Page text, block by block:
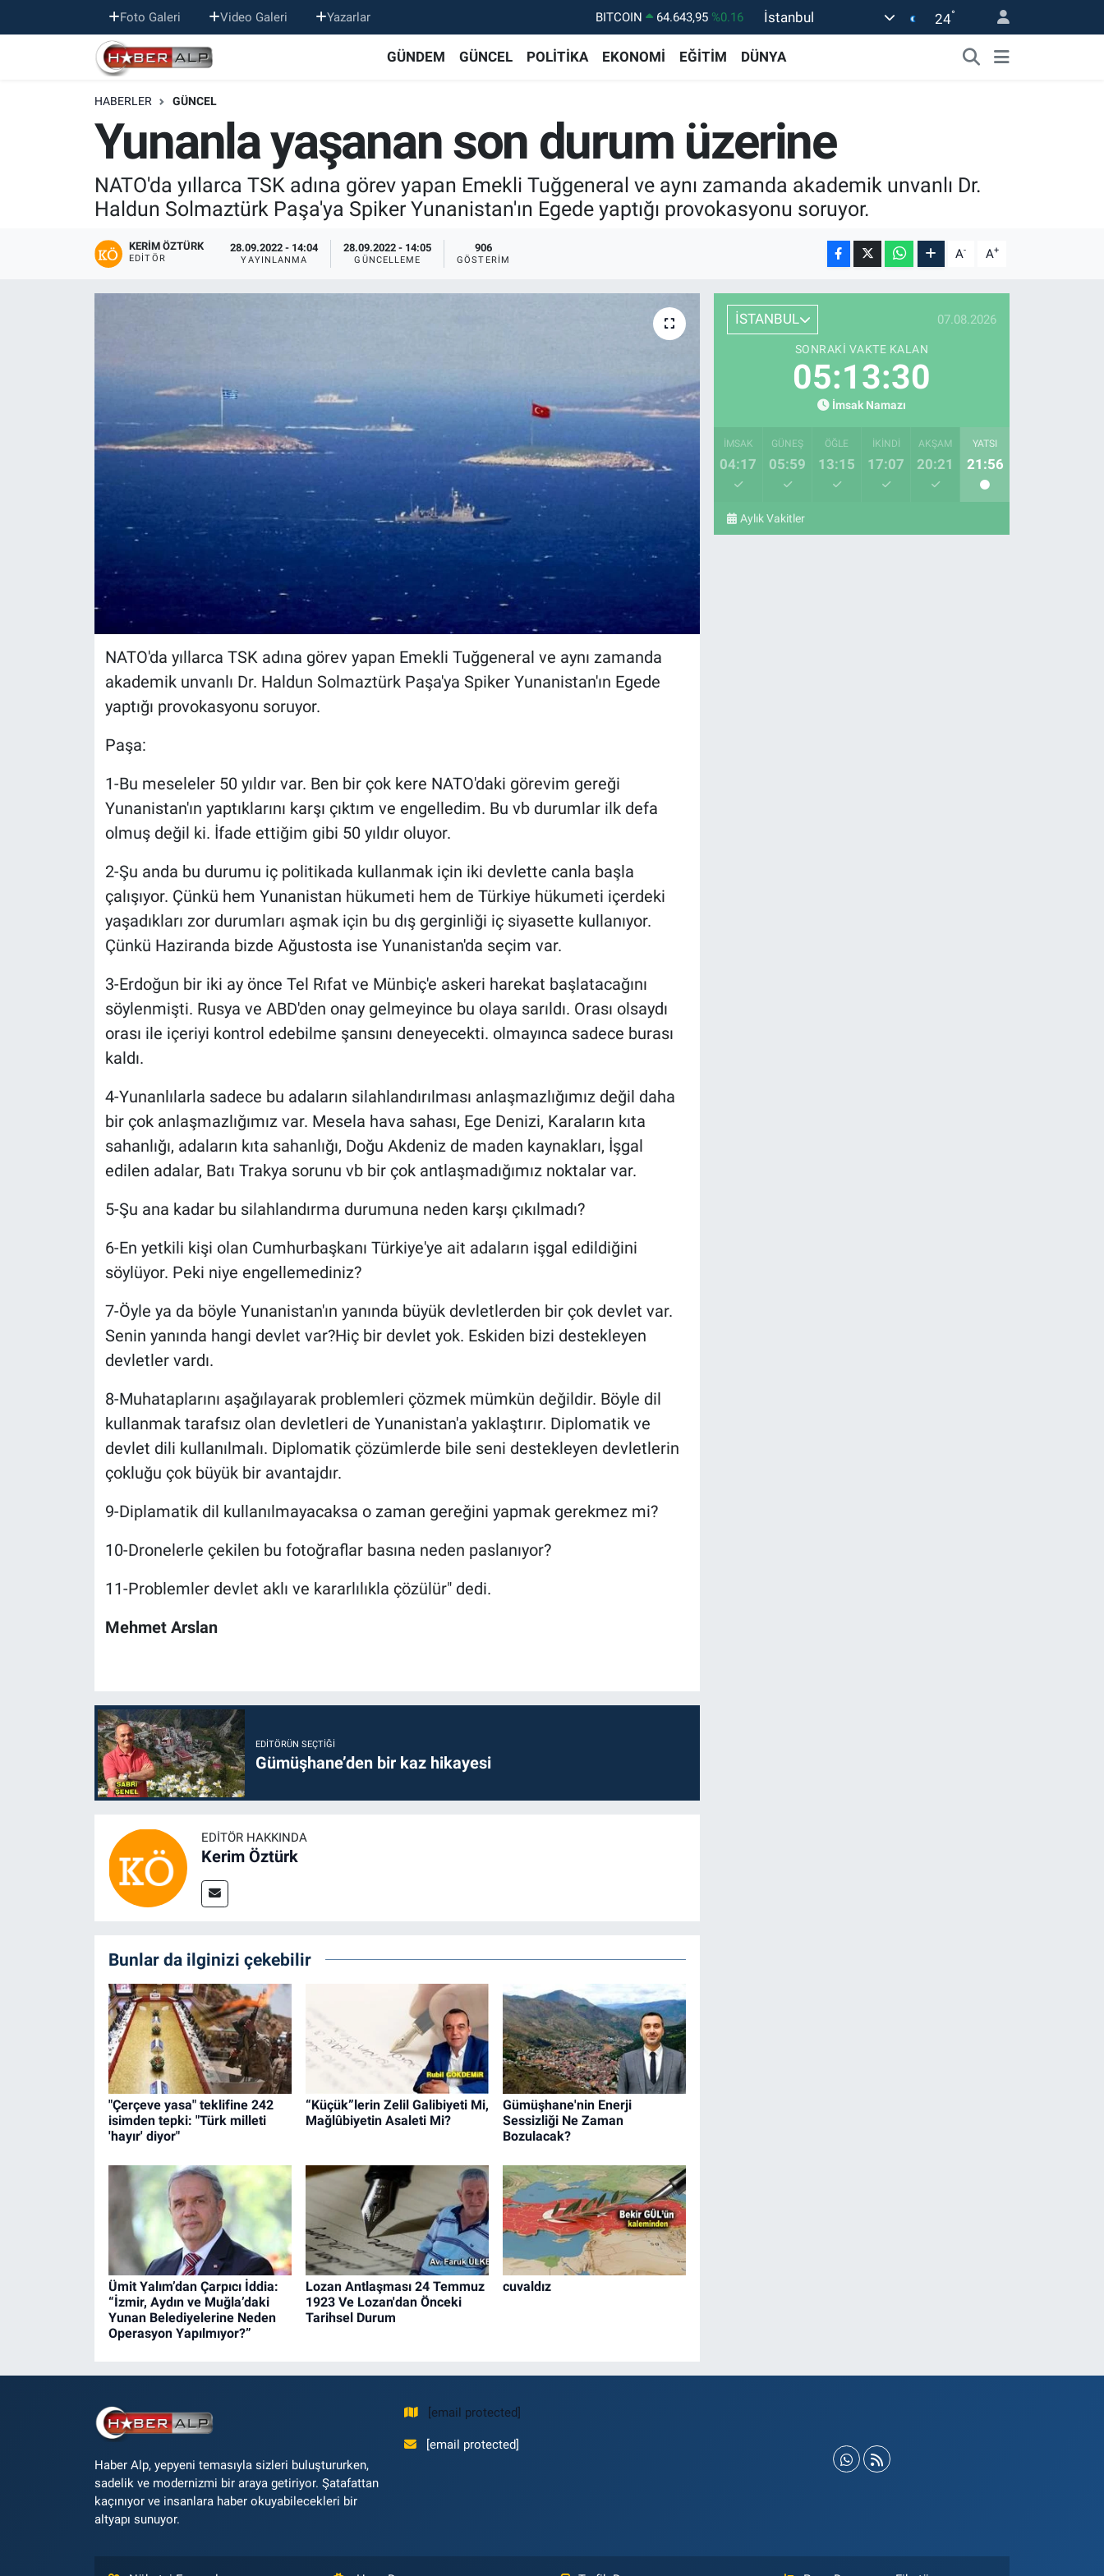
Foto Galeri Video Galeri Yazarlar DOLAR 47,6704 %0
EURO
55,0406 %-0.08
BİST100
13.799 %70
İstanbul 24°
GÜNDEM GÜNCEL POLİTİKA EKONOMİ EĞİTİM DÜNYA
HABERLER GÜNCEL
Yunanla yaşanan son durum üzerine
NATO'da yıllarca TSK adına görev yapan Emekli Tuğgeneral ve aynı zamanda akademik unvanlı Dr.
Haldun Solmaztürk Paşa'ya Spiker Yunanistan'ın Egede yaptığı provokasyonu soruyor.
KERIM ÖZTÜRK
EDITÖR
28.09.2022 - 14:04
YAYINLANMA
28.09.2022 - 14:05
GÜNCELLEME
906
GÖSTERIM A- A+
NATO'da yıllarca TSK adına görev yapan Emekli Tuğgeneral ve aynı zamanda
akademik unvanlı Dr. Haldun Solmaztürk Paşa'ya Spiker Yunanistan'ın Egede
yaptığı provokasyonu soruyor.
Paşa:
1-Bu meseleler 50 yıldır var. Ben bir çok kere NATO'daki görevim gereği
Yunanistan'ın yaptıklarını karşı çıktım ve engelledim. Bu vb durumlar ilk defa
olmuş değil ki. İfade ettiğim gibi 50 yıldır oluyor.
2-Şu anda bu durumu iç politikada kullanmak için iki devlette canla başla
çalışıyor. Çünkü hem Yunanistan hükumeti hem de Türkiye hükumeti içerdeki
yaşadıkları zor durumları aşmak için bu dış gerginliği iç siyasette kullanıyor.
Çünkü Haziranda bizde Ağustosta ise Yunanistan'da seçim var.
3-Erdoğun bir iki ay önce Tel Rıfat ve Münbiç'e askeri harekat başlatacağını
söylenmişti. Rusya ve ABD'den onay gelmeyince bu olaya sarıldı. Orası olsaydı
orası ile içeriyi kontrol edebilme şansını deneyecekti. olmayınca sadece burası
kaldı.
4-Yunanlılarla sadece bu adaların silahlandırılması anlaşmazlığımız değil daha
bir çok anlaşmazlığımız var. Mesela hava sahası, Ege Denizi, Karaların kıta
sahanlığı, adaların kıta sahanlığı, Doğu Akdeniz de maden kaynakları, İşgal
edilen adalar, Batı Trakya sorunu vb bir çok antlaşmadığımız noktalar var.
5-Şu ana kadar bu silahlandırma durumuna neden karşı çıkılmadı?
6-En yetkili kişi olan Cumhurbaşkanı Türkiye'ye ait adaların işgal edildiğini
söylüyor. Peki niye engellemediniz?
7-Öyle ya da böyle Yunanistan'ın yanında büyük devletlerden bir çok devlet var.
Senin yanında hangi devlet var?Hiç bir devlet yok. Eskiden bizi destekleyen
devletler vardı.
8-Muhataplarını aşağılayarak problemleri çözmek mümkün değildir. Böyle dil
kullanmak tarafsız olan devletleri de Yunanistan'a yaklaştırır. Diplomatik ve
devlet dili kullanılmalı. Diplomatik çözümlerde bile seni destekleyen devletlerin
çokluğu çok büyük bir avantajdır.
9-Diplamatik dil kullanılmayacaksa o zaman gereğini yapmak gerekmez mi?
10-Dronelerle çekilen bu fotoğraflar basına neden paslanıyor?
11-Problemler devlet aklı ve kararlılıkla çözülür" dedi.
Mehmet Arslan
EDITÖRÜN SEÇTIĞI
Gümüşhane’den bir kaz hikayesi
EDITÖR HAKKINDA
Kerim Öztürk
Bunlar da ilginizi çekebilir
"Çerçeve yasa" teklifine 242
isimden tepki: "Türk milleti
'hayır' diyor"
“Küçük”lerin Zelil Galibiyeti Mi,
Mağlûbiyetin Asaleti Mi?
Gümüşhane'nin Enerji
Sessizliği Ne Zaman
Bozulacak?
Ümit Yalım’dan Çarpıcı İddia:
“İzmir, Aydın ve Muğla’daki
Yunan Belediyelerine Neden
Operasyon Yapılmıyor?”
Lozan Antlaşması 24 Temmuz
1923 Ve Lozan'dan Önceki
Tarihsel Durum
cuvaldız
İSTANBUL 07.08.2026
SONRAKI VAKTE KALAN
05:13:29
İmsak Namazı
İMSAK
04:17
GÜNEŞ
05:59
ÖĞLE
13:15
İKINDI
17:07
AKŞAM
20:21
YATSI
21:56
Aylık Vakitler
Haber Alp, yepyeni temasıyla sizleri buluştururken,
sadelik ve modernizmi bir araya getiriyor. Şatafattan
kaçınıyor ve insanlara haber okuyabilecekleri bir
altyapı sunuyor.
[email protected]
[email protected]
Nöbetçi Eczaneler
Hava Durumu
Trafik Durumu
Süper Lig Puan Durumu ve Fikstür
Son Dakika Haberleri